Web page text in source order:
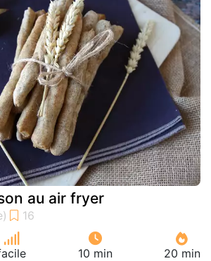
au air fryer
10 min 20 min